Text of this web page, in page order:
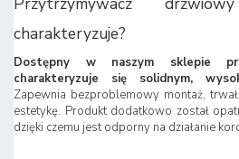
charakteryzuje?
Dostępny w naszym sklepie
charakteryzuje się solidnym,
Zapewnia bezproblemowy montaż,
estetykę. Produkt dodatkowo został
dzięki czemu jest odporny na działanie